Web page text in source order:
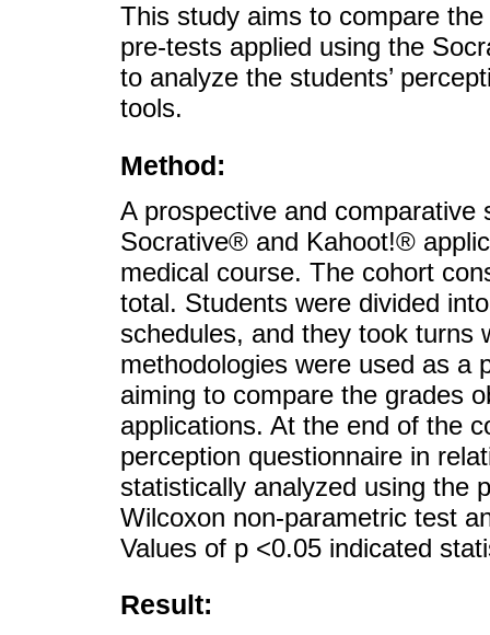
This study aims to compare
pre-tests applied using the
to analyze the students’
tools.
Method:
A prospective and
Socrative® and Kahoot!®
medical course. The cohort
total. Students were divided
schedules, and they took turns
methodologies were used as a
aiming to compare the grades
applications. At the end of the
perception questionnaire in
statistically analyzed using the
Wilcoxon non-parametric test
Values of p <0.05 indicated
Result: